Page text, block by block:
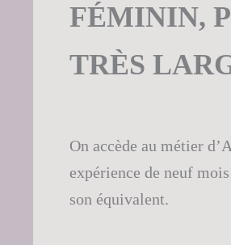
FÉMININ,
TRÈS
On accède au métier
expérience de neuf
son équivalent.